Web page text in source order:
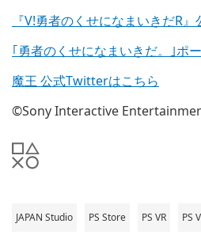
『V!勇者のくせになまいきだR
｢勇者のくせになまいきだ。｣ポ
魔王 公式Twitterはこちら
©Sony Interactive
JAPAN Studio PS Store PS VR PS